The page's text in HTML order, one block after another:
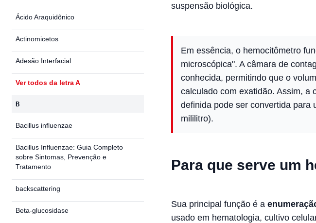
suspensão biológica.
Em essência, o hemocitômetro
microscópica". A câmara de
conhecida, permitindo que o
calculado com exatidão. Assim, a
definida pode ser convertida para
mililitro).
Para que serve um
Sua principal função é a
usado em hematologia, cultivo
Ácido Araquidônico
Actinomicetos
Adesão Interfacial
Ver todos da letra A
B
Bacillus influenzae
Bacillus Influenzae: Guia Completo
sobre Sintomas, Prevenção e
Tratamento
backscattering
Beta-glucosidase